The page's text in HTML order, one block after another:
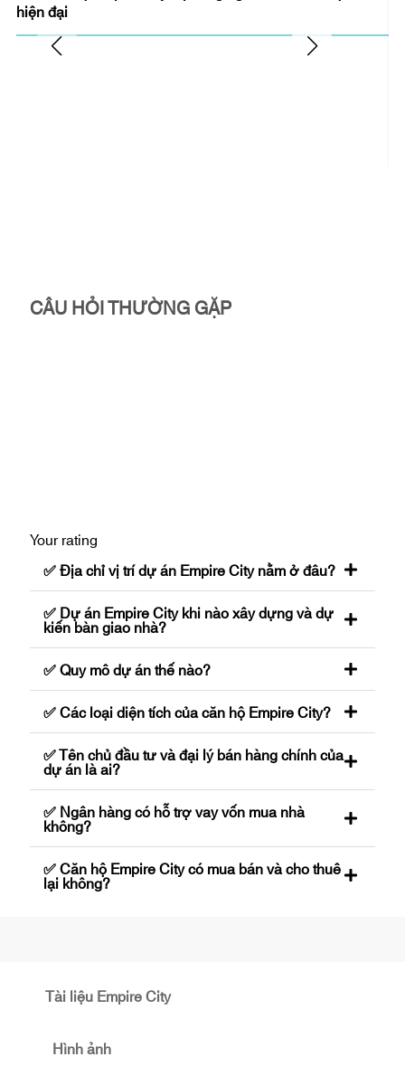
hiện đại
CÂU HỎI THƯỜNG GẶP
Your rating
✅ Địa chỉ vị trí dự án Empire City nằm ở đâu?
✅ Dự án Empire City khi nào xây dựng và dự
kiến bàn giao nhà?
✅ Quy mô dự án thế nào?
✅ Các loại diện tích của căn hộ Empire City?
✅ Tên chủ đầu tư và đại lý bán hàng chính của
dự án là ai?
✅ Ngân hàng có hỗ trợ vay vốn mua nhà
không?
✅ Căn hộ Empire City có mua bán và cho thuê
lại không?
Tài liệu Empire City
Hình ảnh